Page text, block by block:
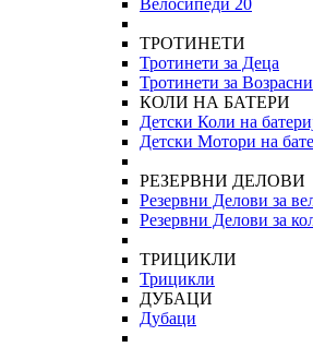
Велосипеди 20
ТРОТИНЕТИ
Тротинети за Деца
Тротинети за Возрасни
КОЛИ НА БАТЕРИ
Детски Коли на
Детски Мотори на
РЕЗЕРВНИ ДЕЛОВИ
Резервни Делови за
Резервни Делови за
ТРИЦИКЛИ
Трицикли
ДУБАЦИ
Дубаци